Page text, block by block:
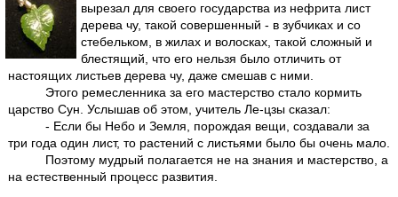
вырезал для своего государства из нефрита лист
дерева чу, такой совершенный - в зубчиках и со
стебельком, в жилах и волосках, такой сложный и
блестящий, что его нельзя было отличить от
настоящих листьев дерева чу, даже смешав с ними.
Этого ремесленника за его мастерство стало кормить
царство Сун. Услышав об этом, учитель Ле-цзы сказал:
- Если бы Небо и Земля, порождая вещи, создавали за
три года один лист, то растений с листьями было бы очень мало.
Поэтому мудрый полагается не на знания и мастерство, а
на естественный процесс развития.